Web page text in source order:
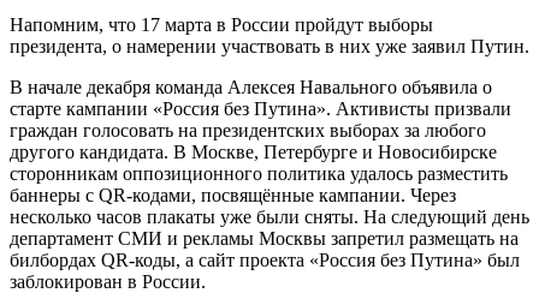
Напомним, что 17 марта в России пройдут выборы
президента, о намерении участвовать в них уже заявил Путин.
В начале декабря команда Алексея Навального объявила о
старте кампании «Россия без Путина». Активисты призвали
граждан голосовать на президентских выборах за любого
другого кандидата. В Москве, Петербурге и Новосибирске
сторонникам оппозиционного политика удалось разместить
баннеры с QR-кодами, посвящённые кампании. Через
несколько часов плакаты уже были сняты. На следующий день
департамент СМИ и рекламы Москвы запретил размещать на
билбордах QR-коды, а сайт проекта «Россия без Путина» был
заблокирован в России.